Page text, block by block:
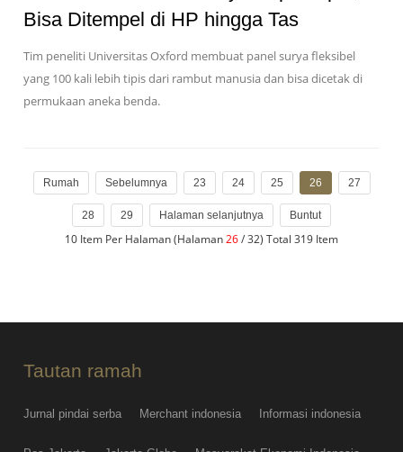
Bisa Ditempel di HP hingga Tas
Tim peneliti Universitas Oxford membuat panel surya fleksibel
yang 100 kali lebih tipis dari rambut manusia dan bisa dicetak di
permukaan aneka benda.
Rumah Sebelumnya 23 24 25 26 27
28 29 Halaman selanjutnya Buntut
10 Item Per Halaman (Halaman26/ 32) Total 319 Item
Tautan ramah
Jurnal pindai serba Merchant indonesia Informasi indonesia